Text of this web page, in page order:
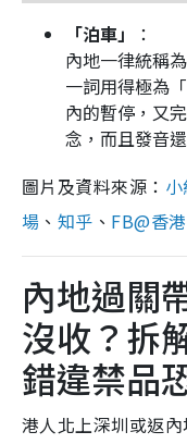
「泊車」
：
內地一律統稱
一詞用得極為
內的暫停，又
念，而且發音
圖片及資料來源：
場 、 知乎 、 FB@香
內地過關
沒收？拆
錯違禁品
港人北上深圳或返